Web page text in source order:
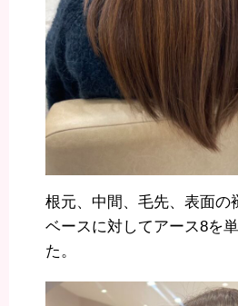
根元、中間、毛先、表面の
ベースに対してアース8を
た。